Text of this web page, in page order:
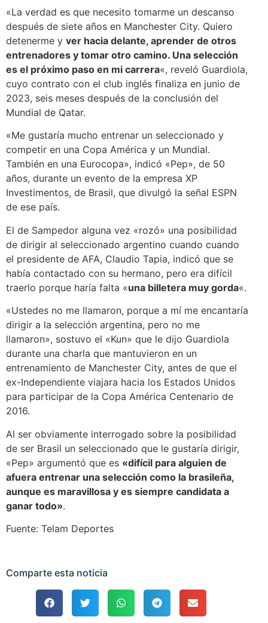
«La verdad es que necesito tomarme un descanso
después de siete años en Manchester City. Quiero
detenerme y ver hacia delante, aprender de otros
entrenadores y tomar otro camino. Una selección
es el próximo paso en mi carrera«, reveló Guardiola,
cuyo contrato con el club inglés finaliza en junio de
2023, seis meses después de la conclusión del
Mundial de Qatar.
«Me gustaría mucho entrenar un seleccionado y
competir en una Copa América y un Mundial.
También en una Eurocopa», indicó «Pep», de 50
años, durante un evento de la empresa XP
Investimentos, de Brasil, que divulgó la señal ESPN
de ese país.
El de Sampedor alguna vez «rozó» una posibilidad
de dirigir al seleccionado argentino cuando cuando
el presidente de AFA, Claudio Tapia, indicó que se
había contactado con su hermano, pero era difícil
traerlo porque haría falta «una billetera muy gorda«.
«Ustedes no me llamaron, porque a mí me encantaría
dirigir a la selección argentina, pero no me
llamaron», sostuvo el «Kun» que le dijo Guardiola
durante una charla que mantuvieron en un
entrenamiento de Manchester City, antes de que el
ex-Independiente viajara hacia los Estados Unidos
para participar de la Copa América Centenario de
2016.
Al ser obviamente interrogado sobre la posibilidad
de ser Brasil un seleccionado que le gustaría dirigir,
«Pep» argumentó que es «difícil para alguien de
afuera entrenar una selección como la brasileña,
aunque es maravillosa y es siempre candidata a
ganar todo».
Fuente: Telam Deportes
Comparte esta noticia